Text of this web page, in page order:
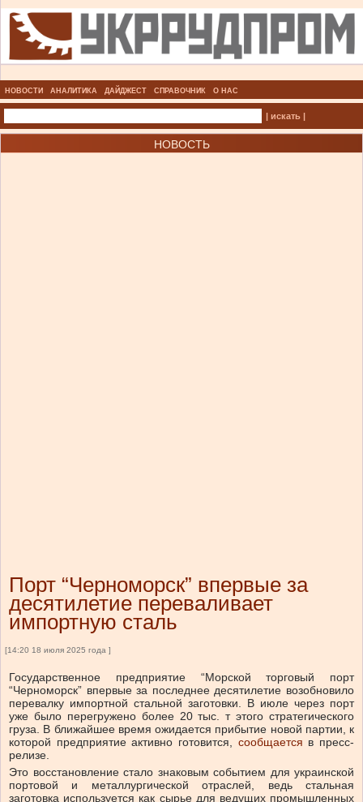
НОВОСТИ АНАЛИТИКА ДАЙДЖЕСТ СПРАВОЧНИК О НАС
| искать |
НОВОСТЬ
Порт “Черноморск” впервые за
десятилетие переваливает
импортную сталь
[14:20 18 июля 2025 года ]
Государственное предприятие “Морской торговый порт
“Черноморск” впервые за последнее десятилетие возобновило
перевалку импортной стальной заготовки. В июле через порт
уже было перегружено более 20 тыс. т этого стратегического
груза. В ближайшее время ожидается прибытие новой партии, к
которой предприятие активно готовится, сообщается в пресс-
релизе.
Это восстановление стало знаковым событием для украинской
портовой и металлургической отраслей, ведь стальная
заготовка используется как сырье для ведущих промышленных